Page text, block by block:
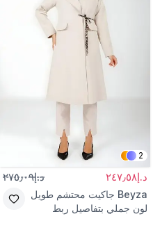
2
د.إ٢٤٧٫٥٨ د.إ٢٧٥٫٠٩
Beyza جاكيت محتشم طويل
لون جملي بتفاصيل ربط